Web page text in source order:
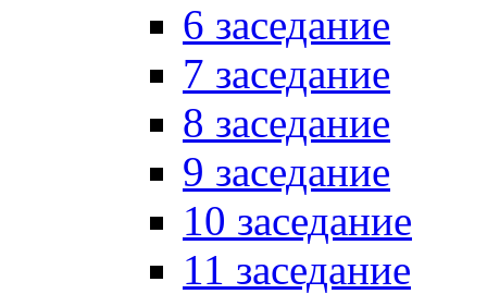
6 заседание
7 заседание
8 заседание
9 заседание
10 заседание
11 заседание